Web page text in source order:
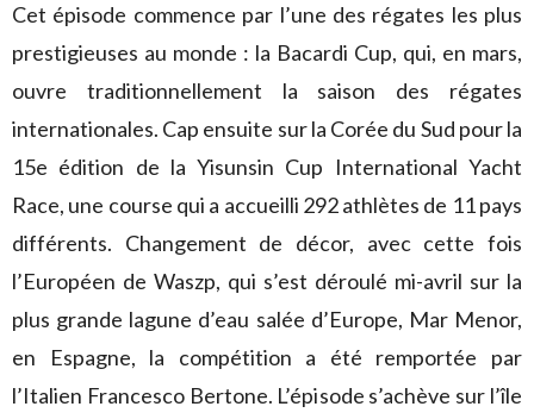
Cet épisode commence par l’une des régates les plus
prestigieuses au monde : la Bacardi Cup, qui, en mars,
ouvre traditionnellement la saison des régates
internationales. Cap ensuite sur la Corée du Sud pour la
15e édition de la Yisunsin Cup International Yacht
Race, une course qui a accueilli 292 athlètes de 11 pays
différents. Changement de décor, avec cette fois
l’Européen de Waszp, qui s’est déroulé mi-avril sur la
plus grande lagune d’eau salée d’Europe, Mar Menor,
en Espagne, la compétition a été remportée par
l’Italien Francesco Bertone. L’épisode s’achève sur l’île